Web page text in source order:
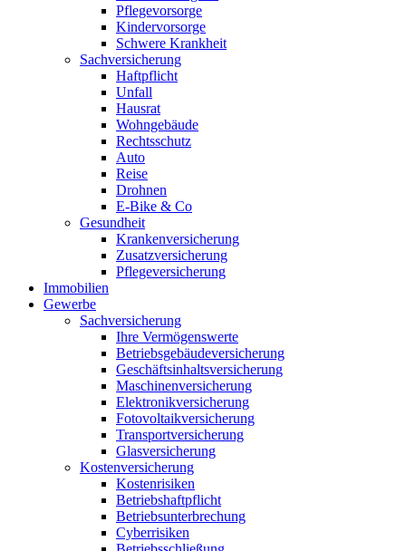
Pflegevorsorge
Kindervorsorge
Schwere Krankheit
Sachversicherung
Haftpflicht
Unfall
Hausrat
Wohngebäude
Rechtsschutz
Auto
Reise
Drohnen
E-Bike & Co
Gesundheit
Krankenversicherung
Zusatzversicherung
Pflegeversicherung
Immobilien
Gewerbe
Sachversicherung
Ihre Vermögenswerte
Betriebsgebäudeversicherung
Geschäftsinhaltsversicherung
Maschinenversicherung
Elektronikversicherung
Fotovoltaikversicherung
Transportversicherung
Glasversicherung
Kostenversicherung
Kostenrisiken
Betriebshaftpflicht
Betriebsunterbrechung
Cyberrisiken